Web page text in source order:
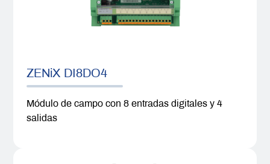
ZENiX DI8DO4
Módulo de campo con 8 entradas digitales y 4
salidas